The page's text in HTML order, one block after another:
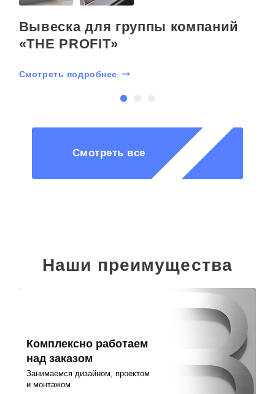
Вывеска для группы компаний
«THE PROFIT»
Смотреть подробнее
Смотреть все
Наши преимущества
Комплексно работаем
над заказом
Занимаемся дизайном, проектом
и монтажом